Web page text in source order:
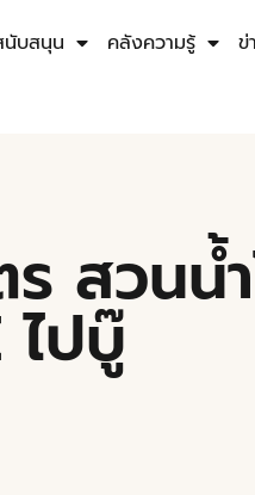
นับสนุน คลังความรู้ ข่
สวนน้
ปบู๊